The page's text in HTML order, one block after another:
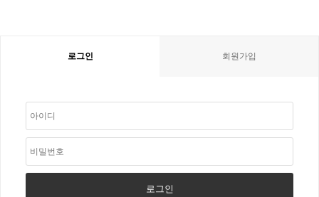
로그인 회원가입
로그인